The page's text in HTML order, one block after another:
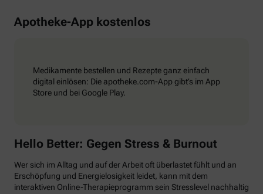
Apotheke-App kostenlos
Medikamente bestellen und Rezepte ganz einfach
digital einlösen: Die apotheke.com-App gibt’s im App
Store und bei Google Play.
Hello Better: Gegen Stress & Burnout
Wer sich im Alltag und auf der Arbeit oft überlastet fühlt und an
Erschöpfung und Energielosigkeit leidet, kann mit dem
interaktiven Online-Therapieprogramm sein Stresslevel nachhaltig